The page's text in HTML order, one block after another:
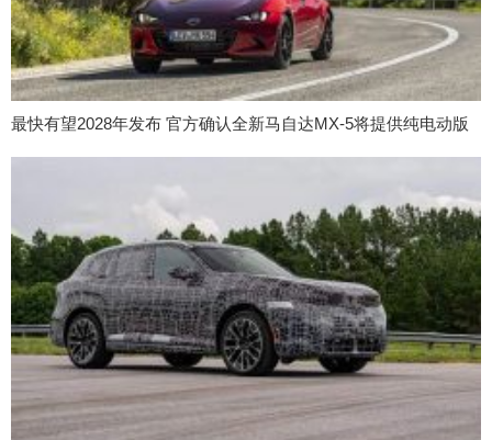
最快有望2028年发布 官方确认全新马自达MX-5将提供纯电动版